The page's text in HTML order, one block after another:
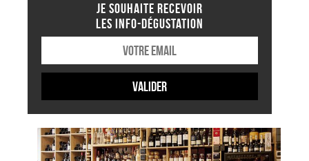
JE SOUHAITE RECEVOIR
LES INFO-DÉGUSTATION